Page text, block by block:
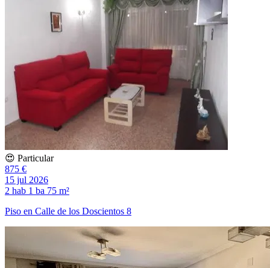
😍 Particular
875 €
15 jul 2026
2 hab 1 ba 75 m²
Piso en Calle de los Doscientos 8